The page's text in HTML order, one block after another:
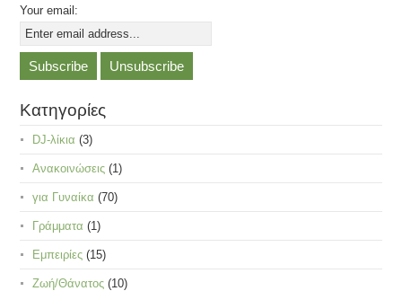
Your email:
Κατηγορίες
DJ-λίκια (3)
Ανακοινώσεις (1)
για Γυναίκα (70)
Γράμματα (1)
Εμπειρίες (15)
Ζωή/Θάνατος (10)